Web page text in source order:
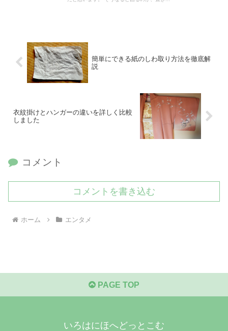
簡単にできる紙のしわ取り方法を徹底解
説
衣紋掛けとハンガーの違いを詳しく比較
しました
コメント
コメントを書き込む
ホーム エンタメ
PAGE TOP
いろはにほへどっとこむ